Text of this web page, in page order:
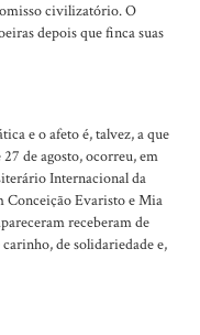
civilizatório. O
depois que finca suas
e o afeto é, talvez, a que
de agosto, ocorreu, em
Internacional da
Conceição Evaristo e Mia
receberam de
de solidariedade e,